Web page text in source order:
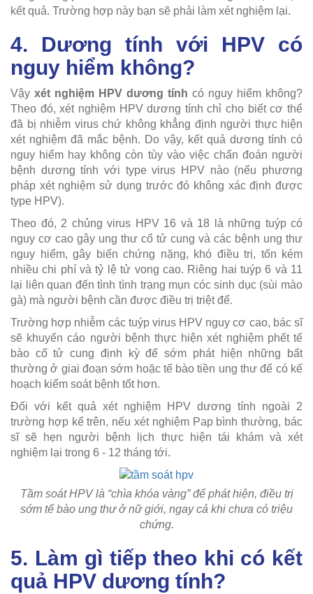
kết quả. Trường hợp này bạn sẽ phải làm xét nghiệm lại.
4. Dương tính với HPV có
nguy hiểm không?
Vậy xét nghiệm HPV dương tính có nguy hiểm không?
Theo đó, xét nghiệm HPV dương tính chỉ cho biết cơ thể
đã bị nhiễm virus chứ không khẳng định người thực hiện
xét nghiệm đã mắc bệnh. Do vậy, kết quả dương tính có
nguy hiểm hay không còn tùy vào việc chẩn đoán người
bệnh dương tính với type virus HPV nào (nếu phương
pháp xét nghiệm sử dụng trước đó không xác định được
type HPV).
Theo đó, 2 chủng virus HPV 16 và 18 là những tuýp có
nguy cơ cao gây ung thư cổ tử cung và các bệnh ung thư
nguy hiểm, gây biến chứng nặng, khó điều trị, tốn kém
nhiều chi phí và tỷ lệ tử vong cao. Riêng hai tuýp 6 và 11
lại liên quan đến tình tình trạng mụn cóc sinh dục (sùi mào
gà) mà người bệnh cần được điều trị triệt để.
Trường hợp nhiễm các tuýp virus HPV nguy cơ cao, bác sĩ
sẽ khuyến cáo người bệnh thực hiện xét nghiệm phết tế
bào cổ tử cung định kỳ để sớm phát hiện những bất
thường ở giai đoạn sớm hoặc tế bào tiền ung thư để có kế
hoạch kiểm soát bệnh tốt hơn.
Đối với kết quả xét nghiệm HPV dương tính ngoài 2
trường hợp kể trên, nếu xét nghiệm Pap bình thường, bác
sĩ sẽ hẹn người bệnh lịch thực hiện tái khám và xét
nghiệm lại trong 6 - 12 tháng tới.
Tầm soát HPV là “chìa khóa vàng” để phát hiện, điều trị
sớm tế bào ung thư ở nữ giới, ngay cả khi chưa có triệu
chứng.
5. Làm gì tiếp theo khi có kết
quả HPV dương tính?